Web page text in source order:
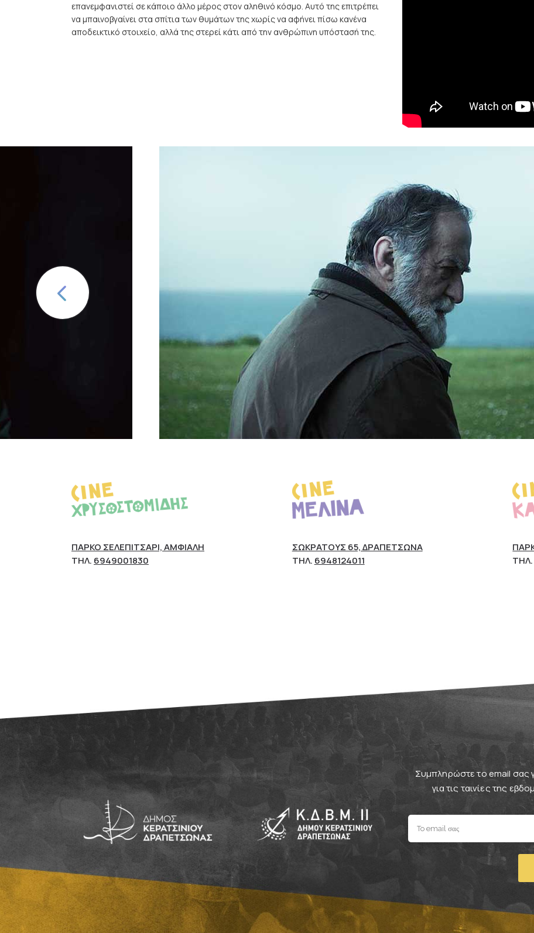
επανεμφανιστεί σε κάποιο άλλο μέρος στον αληθινό κόσμο. Αυτό της επιτρέπει
να μπαινοβγαίνει στα σπίτια των θυμάτων της χωρίς να αφήνει πίσω κανένα
αποδεικτικό στοιχείο, αλλά της στερεί κάτι από την ανθρώπινη υπόστασή της.
ΠΆΡΚΟ ΣΕΛΕΠΊΤΣΑΡΙ, ΑΜΦΙΆΛΗ
ΤΗΛ. 6949001830
ΣΩΚΡΆΤΟΥΣ 65, ΔΡΑΠΕΤΣΏΝΑ
ΤΗΛ. 6948124011
ΤΗΛ.
Συμπληρώστε το email σας
για τις ταινίες της